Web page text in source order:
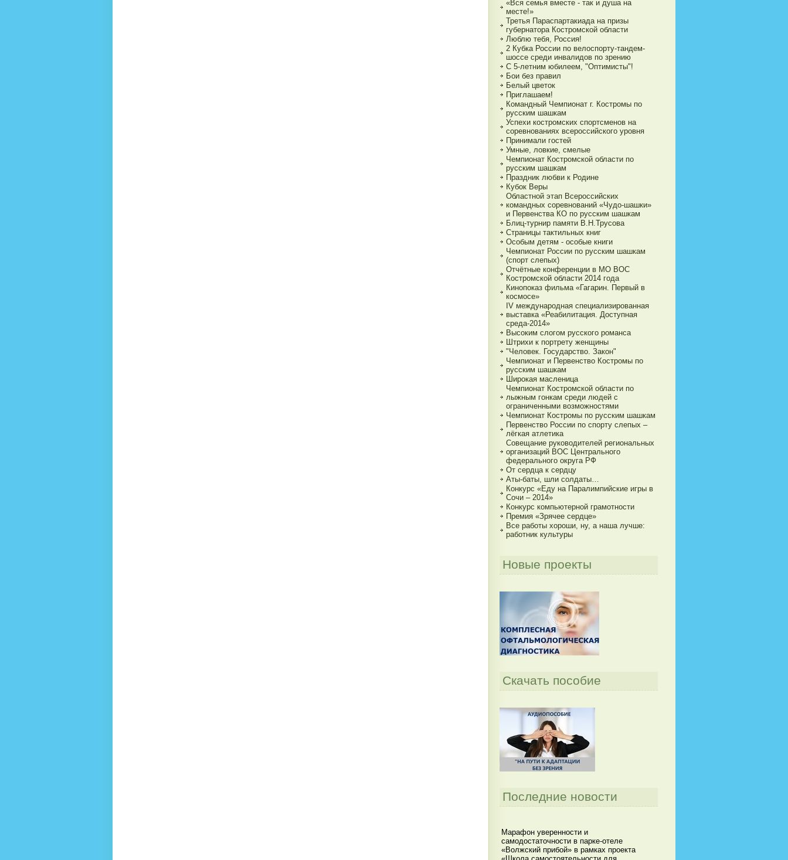
«Вся семья вместе - так и душа на
месте!»
Третья Параспартакиада на призы
губернатора Костромской области
Люблю тебя, Россия!
2 Кубка России по велоспорту-тандем-
шоссе среди инвалидов по зрению
С 5-летним юбилеем, "Оптимисты"!
Бои без правил
Белый цветок
Приглашаем!
Командный Чемпионат г. Костромы по
русским шашкам
Успехи костромских спортсменов на
соревнованиях всероссийского уровня
Принимали гостей
Умные, ловкие, смелые
Чемпионат Костромской области по
русским шашкам
Праздник любви к Родине
Кубок Веры
Областной этап Всероссийских
командных соревнований «Чудо-шашки»
и Первенства КО по русским шашкам
Блиц-турнир памяти В.Н.Трусова
Страницы тактильных книг
Особым детям - особые книги
Чемпионат России по русским шашкам
(спорт слепых)
Отчётные конференции в МО ВОС
Костромской области 2014 года
Кинопоказ фильма «Гагарин. Первый в
космосе»
IV международная специализированная
выставка «Реабилитация. Доступная
среда-2014»
Высоким слогом русского романса
Штрихи к портрету женщины
"Человек. Государство. Закон"
Чемпионат и Первенство Костромы по
русским шашкам
Широкая масленица
Чемпионат Костромской области по
лыжным гонкам среди людей с
ограниченными возможностями
Чемпионат Костромы по русским шашкам
Первенство России по спорту слепых –
лёгкая атлетика
Совещание руководителей региональных
организаций ВОС Центрального
федерального округа РФ
От сердца к сердцу
Аты-баты, шли солдаты…
Конкурс «Еду на Паралимпийские игры в
Сочи – 2014»
Конкурс компьютерной грамотности
Премия «Зрячее сердце»
Все работы хороши, ну, а наша лучше:
работник культуры
Новые проекты
Скачать пособие
Последние новости
Марафон уверенности и
самодостаточности в парке-отеле
«Волжский прибой» в рамках проекта